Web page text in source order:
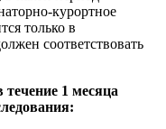
курортное
только в
соответствовать
течение 1 месяца